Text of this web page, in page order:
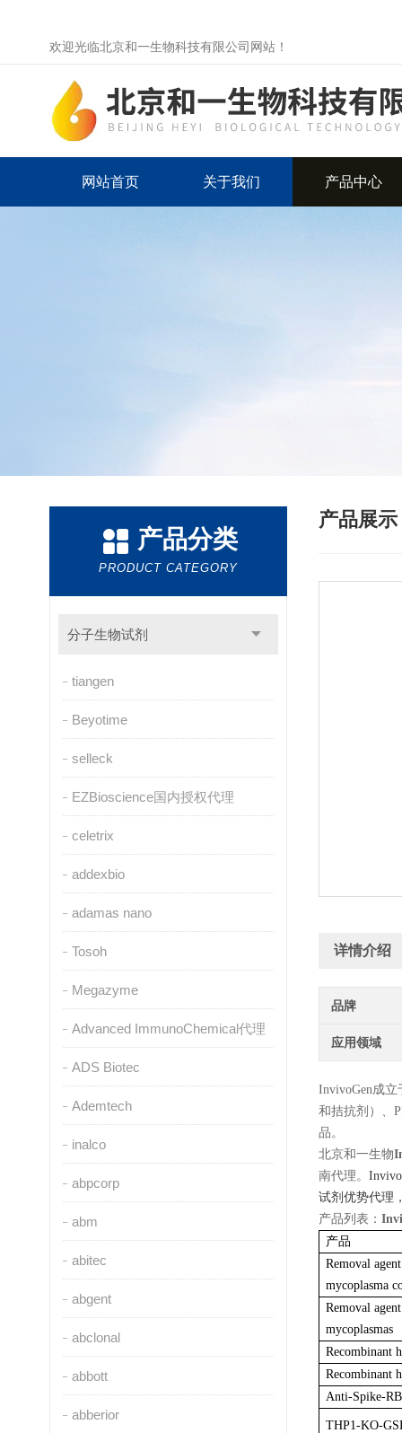
欢迎光临北京和一生物科技有限公司网站！
网站首页 关于我们 产品中心
产品分类
PRODUCT CATEGORY
分子生物试剂
tiangen
Beyotime
selleck
EZBioscience国内授权代理
celetrix
addexbio
adamas nano
Tosoh
Megazyme
Advanced ImmunoChemical代理
ADS Biotec
Ademtech
inalco
abpcorp
abm
abitec
abgent
abclonal
abbott
abberior
产品展示
详情介绍
品牌
应用领域
InvivoGen成
和拮抗剂）、
品。
北京和一生物
南代理。
试剂优势代理
产品列表：
产品
Removal
mycoplasma
Removal
mycoplasmas
Recombinant
Recombinant
Anti-Spike-
THP1-KO-